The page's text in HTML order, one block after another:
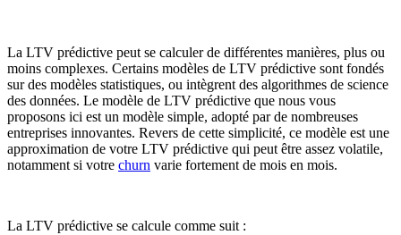
La LTV prédictive peut se calculer de différentes manières, plus ou
moins complexes. Certains modèles de LTV prédictive sont fondés
sur des modèles statistiques, ou intègrent des algorithmes de science
des données. Le modèle de LTV prédictive que nous vous
proposons ici est un modèle simple, adopté par de nombreuses
entreprises innovantes. Revers de cette simplicité, ce modèle est une
approximation de votre LTV prédictive qui peut être assez volatile,
notamment si votre churn varie fortement de mois en mois.
La LTV prédictive se calcule comme suit :